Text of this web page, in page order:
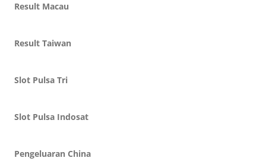
Result Macau
Result Taiwan
Slot Pulsa Tri
Slot Pulsa Indosat
Pengeluaran China